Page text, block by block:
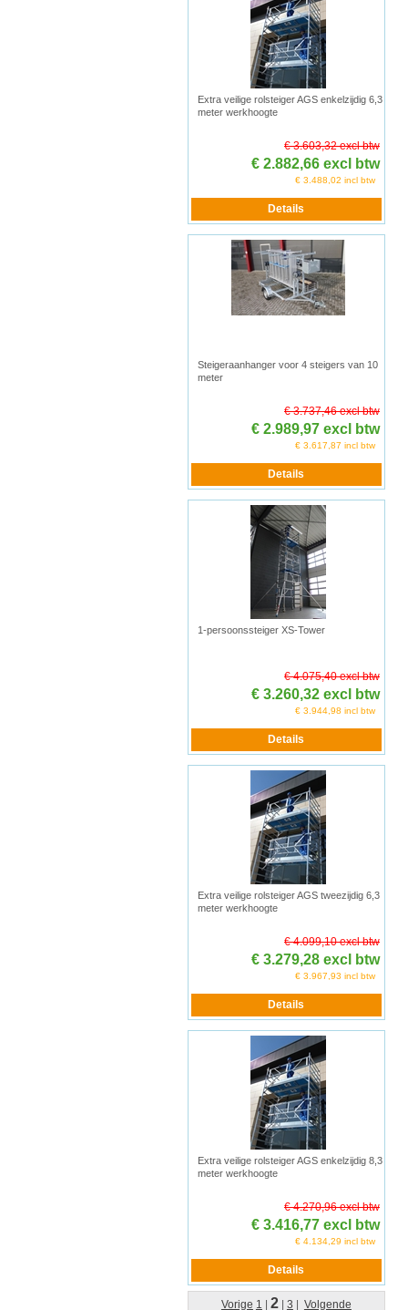
Extra veilige rolsteiger AGS enkelzijdig 6,3
meter werkhoogte
€ 3.603,32 excl btw
€ 2.882,66 excl btw
€ 3.488,02 incl btw
Steigeraanhanger voor 4 steigers van 10
meter
€ 3.737,46 excl btw
€ 2.989,97 excl btw
€ 3.617,87 incl btw
1-persoonssteiger XS-Tower
€ 4.075,40 excl btw
€ 3.260,32 excl btw
€ 3.944,98 incl btw
Extra veilige rolsteiger AGS tweezijdig 6,3
meter werkhoogte
€ 4.099,10 excl btw
€ 3.279,28 excl btw
€ 3.967,93 incl btw
Extra veilige rolsteiger AGS enkelzijdig 8,3
meter werkhoogte
€ 4.270,96 excl btw
€ 3.416,77 excl btw
€ 4.134,29 incl btw
Vorige 1 | 2| 3 | Volgende